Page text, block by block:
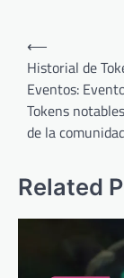
Post
navigation
⟵
Historial de
Eventos:
Tokens
de la
Related